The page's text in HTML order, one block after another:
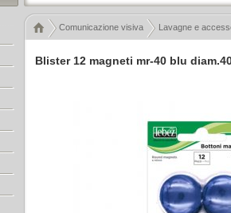
Blister 12 magneti mr-40 blu
Comunicazione visiva Lavagne e